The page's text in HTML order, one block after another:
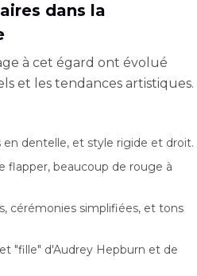
dans la
à cet égard ont évolué
et les tendances artistiques.
dentelle, et style rigide et droit.
flapper, beaucoup de rouge à
cérémonies simplifiées, et tons
"fille" d'Audrey Hepburn et de